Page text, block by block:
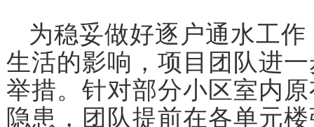
为稳妥做好逐户通水工
生活的影响，项目团队进
举措。针对部分小区室内
隐患，团队提前在各单元